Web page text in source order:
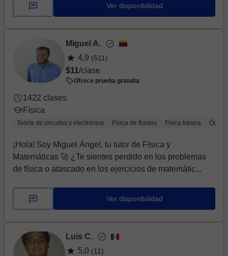
Ver disponibilidad
Miguel A.
4,9 (511)
$11/clase
Ofrece prueba gratuita
1422 clases
Física
Teoría de circuitos y electrónica Física de fluidos Física básica Óptica
¡Hola! Soy Miguel Ángel, tu tutor de Física y
Matemáticas 🚀 ¿Te sientes perdido en los problemas
de física o atascado en los ejercicios de matemátic...
Ver disponibilidad
Luis C.
5,0 (11)